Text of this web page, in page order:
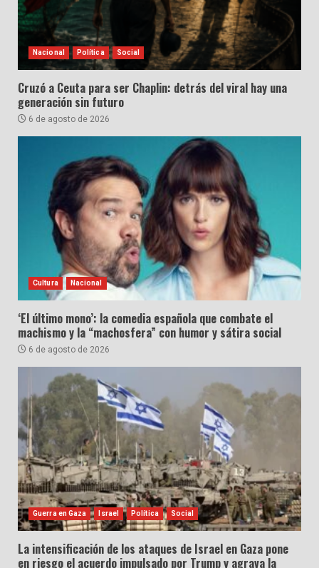
Nacional Política Social
Cruzó a Ceuta para ser Chaplin: detrás del viral hay una
generación sin futuro
6 de agosto de 2026
Cultura Nacional
‘El último mono’: la comedia española que combate el
machismo y la “machosfera” con humor y sátira social
6 de agosto de 2026
Guerra en Gaza Israel Política Social
La intensificación de los ataques de Israel en Gaza pone
en riesgo el acuerdo impulsado por Trump y agrava la